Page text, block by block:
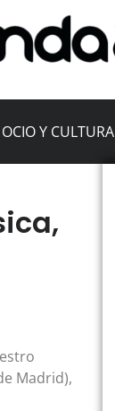
OCIO Y CULTURA
Madrid),